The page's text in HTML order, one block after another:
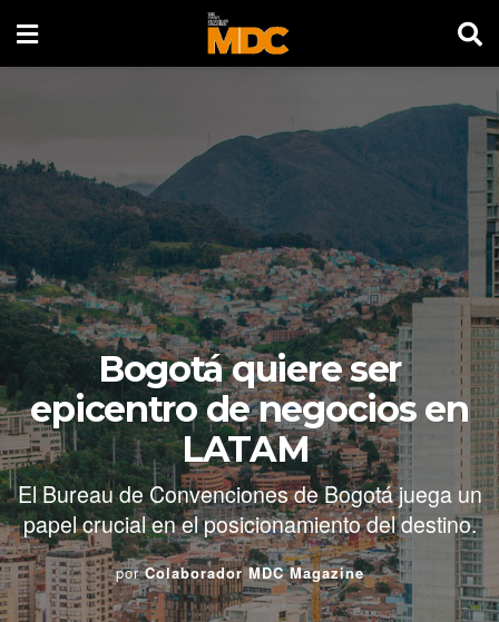
Bogotá quiere ser
epicentro de negocios en
LATAM
El Bureau de Convenciones de Bogotá juega un
papel crucial en el posicionamiento del destino.
por Colaborador MDC Magazine